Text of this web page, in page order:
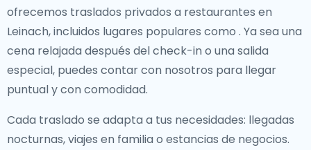
ofrecemos traslados privados a restaurantes en
Leinach, incluidos lugares populares como . Ya sea una
cena relajada después del check-in o una salida
especial, puedes contar con nosotros para llegar
puntual y con comodidad.
Cada traslado se adapta a tus necesidades: llegadas
nocturnas, viajes en familia o estancias de negocios.